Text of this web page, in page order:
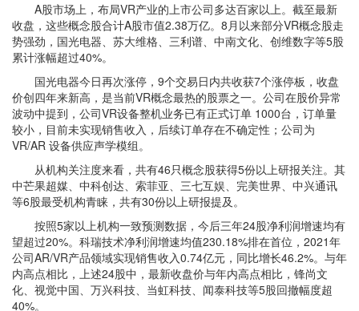
A股市场上，布局VR产业的上市公司多达百家以上。截至最新
收盘，这些概念股合计A股市值2.38万亿。8月以来部分VR概念股走
势强劲，国光电器、苏大维格、三利谱、中南文化、创维数字等5股
累计涨幅超过40%。
国光电器今日再次涨停，9个交易日内共收获7个涨停板，收盘
价创四年来新高，是当前VR概念最热的股票之一。公司在股价异常
波动中提到，公司VR设备整机业务已有正式订单 1000台，订单量
较小，目前未实现销售收入，后续订单存在不确定性；公司为
VR/AR 设备供应声学模组。
从机构关注度来看，共有46只概念股获得5份以上研报关注。其
中芒果超媒、中科创达、索菲亚、三七互娱、完美世界、中兴通讯
等6股最受机构青睐，共有30份以上研报提及。
按照5家以上机构一致预测数据，今后三年24股净利润增速均有
望超过20%。科瑞技术净利润增速均值230.18%排在首位，2021年
公司AR/VR产品领域实现销售收入0.74亿元，同比增长46.2%。与年
内高点相比，上述24股中，最新收盘价与年内高点相比，锋尚文
化、视觉中国、万兴科技、当虹科技、闻泰科技等5股回撤幅度超
40%。